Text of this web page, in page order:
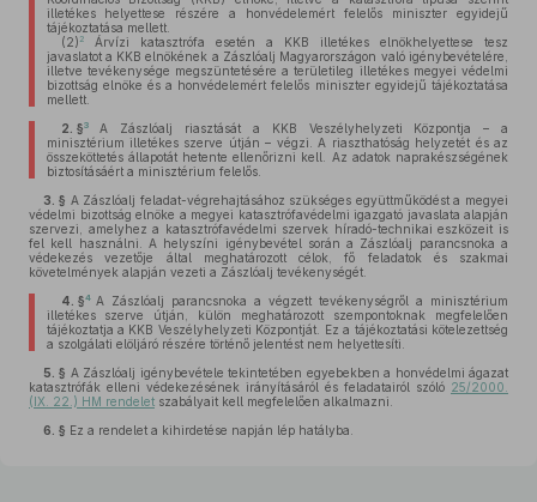
illetékes helyettese részére a honvédelemért felelős miniszter egyidejű
tájékoztatása mellett.
(2) 2
Árvízi katasztrófa esetén a KKB illetékes elnökhelyettese tesz
javaslatot a KKB elnökének a Zászlóalj Magyarországon való igénybevételére,
illetve tevékenysége megszüntetésére a területileg illetékes megyei védelmi
bizottság elnöke és a honvédelemért felelős miniszter egyidejű tájékoztatása
mellett.
2. §3
A Zászlóalj riasztását a KKB Veszélyhelyzeti Központja – a
minisztérium illetékes szerve útján – végzi. A riaszthatóság helyzetét és az
összeköttetés állapotát hetente ellenőrizni kell. Az adatok naprakészségének
biztosításáért a minisztérium felelős.
3. § A Zászlóalj feladat-végrehajtásához szükséges együttműködést a megyei
védelmi bizottság elnöke a megyei katasztrófavédelmi igazgató javaslata alapján
szervezi, amelyhez a katasztrófavédelmi szervek híradó-technikai eszközeit is
fel kell használni. A helyszíni igénybevétel során a Zászlóalj parancsnoka a
védekezés vezetője által meghatározott célok, fő feladatok és szakmai
követelmények alapján vezeti a Zászlóalj tevékenységét.
4. §4 A Zászlóalj parancsnoka a végzett tevékenységről a minisztérium
illetékes szerve útján, külön meghatározott szempontoknak megfelelően
tájékoztatja a KKB Veszélyhelyzeti Központját. Ez a tájékoztatási kötelezettség
a szolgálati elöljáró részére történő jelentést nem helyettesíti.
5. § A Zászlóalj igénybevétele tekintetében egyebekben a honvédelmi ágazat
katasztrófák elleni védekezésének irányításáról és feladatairól szóló 25/2000.
(IX. 22.) HM rendelet szabályait kell megfelelően alkalmazni.
6. § Ez a rendelet a kihirdetése napján lép hatályba.